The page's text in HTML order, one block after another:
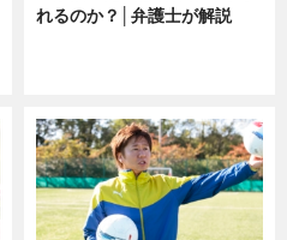
れるのか？│弁護士が解説